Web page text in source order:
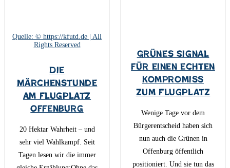
Quelle: © https://kfutd.de | All
Rights Reserved
Die
Märchenstunde
am Flugplatz
Offenburg
20 Hektar Wahrheit – und
sehr viel Wahlkampf. Seit
Tagen lesen wir die immer
Grünes Signal
für einen echten
Kompromiss
zum Flugplatz
Wenige Tage vor dem
Bürgerentscheid haben sich
nun auch die Grünen in
Offenburg öffentlich
positioniert. Und sie tun das